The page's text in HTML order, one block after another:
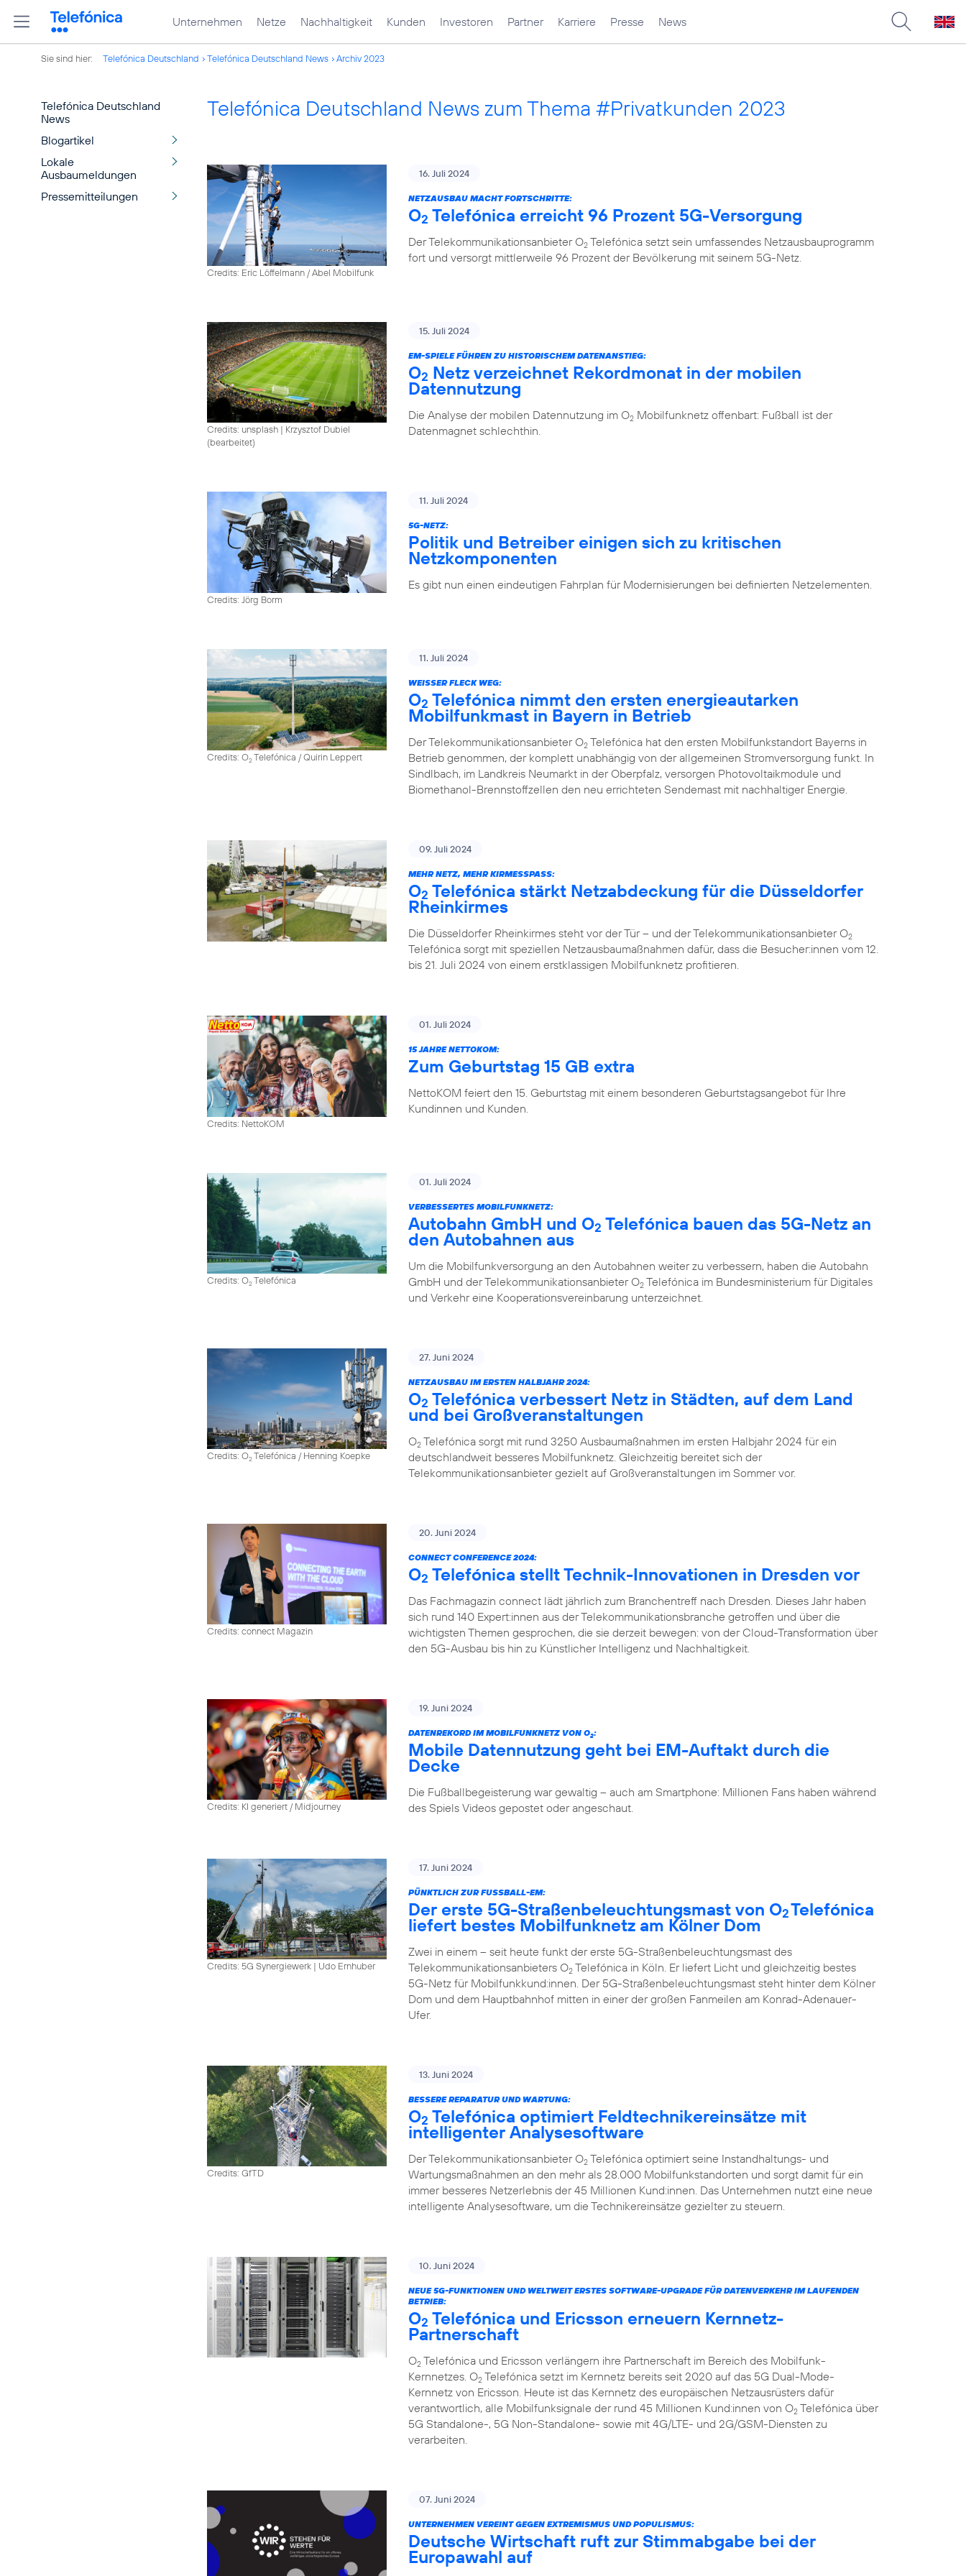
Unternehmen Netze Nachhaltigkeit Kunden Investoren Partner Karriere Presse News
Sie sind hier: Telefónica Deutschland Telefónica Deutschland News Archiv 2023
Telefónica Deutschland
News
Blogartikel
Lokale
Ausbaumeldungen
Pressemitteilungen
Telefónica Deutschland News zum Thema #Privatkunden 2023
Credits: Eric Löffelmann / Abel Mobilfunk
16. Juli 2024
NETZAUSBAU MACHT FORTSCHRITTE:
O2 Telefónica erreicht 96 Prozent 5G-Versorgung
Der Telekommunikationsanbieter O2 Telefónica setzt sein umfassendes Netzausbauprogramm
fort und versorgt mittlerweile 96 Prozent der Bevölkerung mit seinem 5G-Netz.
Credits: unsplash | Krzysztof Dubiel
(bearbeitet)
15. Juli 2024
EM-SPIELE FÜHREN ZU HISTORISCHEM DATENANSTIEG:
O2 Netz verzeichnet Rekordmonat in der mobilen
Datennutzung
Die Analyse der mobilen Datennutzung im O2 Mobilfunknetz offenbart: Fußball ist der
Datenmagnet schlechthin.
Credits: Jörg Borm
11. Juli 2024
5G-NETZ:
Politik und Betreiber einigen sich zu kritischen
Netzkomponenten
Es gibt nun einen eindeutigen Fahrplan für Modernisierungen bei definierten Netzelementen.
Credits: O2Telefónica / Quirin Leppert
11. Juli 2024
WEISSER FLECK WEG:
O2 Telefónica nimmt den ersten energieautarken
Mobilfunkmast in Bayern in Betrieb
Der Telekommunikationsanbieter O2 Telefónica hat den ersten Mobilfunkstandort Bayerns in
Betrieb genommen, der komplett unabhängig von der allgemeinen Stromversorgung funkt. In
Sindlbach, im Landkreis Neumarkt in der Oberpfalz, versorgen Photovoltaikmodule und
Biomethanol-Brennstoffzellen den neu errichteten Sendemast mit nachhaltiger Energie.
09. Juli 2024
MEHR NETZ, MEHR KIRMESSPASS:
O2 Telefónica stärkt Netzabdeckung für die Düsseldorfer
Rheinkirmes
Die Düsseldorfer Rheinkirmes steht vor der Tür – und der Telekommunikationsanbieter O2
Telefónica sorgt mit speziellen Netzausbaumaßnahmen dafür, dass die Besucher:innen vom 12.
bis 21. Juli 2024 von einem erstklassigen Mobilfunknetz profitieren.
Credits: NettoKOM
01. Juli 2024
15 JAHRE NETTOKOM:
Zum Geburtstag 15 GB extra
NettoKOM feiert den 15. Geburtstag mit einem besonderen Geburtstagsangebot für Ihre
Kundinnen und Kunden.
Credits: O2Telefónica
01. Juli 2024
VERBESSERTES MOBILFUNKNETZ:
Autobahn GmbH und O2 Telefónica bauen das 5G-Netz an
den Autobahnen aus
Um die Mobilfunkversorgung an den Autobahnen weiter zu verbessern, haben die Autobahn
GmbH und der Telekommunikationsanbieter O2 Telefónica im Bundesministerium für Digitales
und Verkehr eine Kooperationsvereinbarung unterzeichnet.
Credits: O2Telefónica / Henning Koepke
27. Juni 2024
NETZAUSBAU IM ERSTEN HALBJAHR 2024:
O2 Telefónica verbessert Netz in Städten, auf dem Land
und bei Großveranstaltungen
O2 Telefónica sorgt mit rund 3250 Ausbaumaßnahmen im ersten Halbjahr 2024 für ein
deutschlandweit besseres Mobilfunknetz. Gleichzeitig bereitet sich der
Telekommunikationsanbieter gezielt auf Großveranstaltungen im Sommer vor.
Credits: connect Magazin
20. Juni 2024
CONNECT CONFERENCE 2024:
O2 Telefónica stellt Technik-Innovationen in Dresden vor
Das Fachmagazin connect lädt jährlich zum Branchentreff nach Dresden. Dieses Jahr haben
sich rund 140 Expert:innen aus der Telekommunikationsbranche getroffen und über die
wichtigsten Themen gesprochen, die sie derzeit bewegen: von der Cloud-Transformation über
den 5G-Ausbau bis hin zu Künstlicher Intelligenz und Nachhaltigkeit.
Credits: KI generiert / Midjourney
19. Juni 2024
DATENREKORD IM MOBILFUNKNETZ VON O2:
Mobile Datennutzung geht bei EM-Auftakt durch die
Decke
Die Fußballbegeisterung war gewaltig – auch am Smartphone: Millionen Fans haben während
des Spiels Videos gepostet oder angeschaut.
Credits: 5G Synergiewerk | Udo Ernhuber
17. Juni 2024
PÜNKTLICH ZUR FUSSBALL-EM:
Der erste 5G-Straßenbeleuchtungsmast von O2Telefónica
liefert bestes Mobilfunknetz am Kölner Dom
Zwei in einem – seit heute funkt der erste 5G-Straßenbeleuchtungsmast des
Telekommunikationsanbieters O2 Telefónica in Köln. Er liefert Licht und gleichzeitig bestes
5G-Netz für Mobilfunkkund:innen. Der 5G-Straßenbeleuchtungsmast steht hinter dem Kölner
Dom und dem Hauptbahnhof mitten in einer der großen Fanmeilen am Konrad-Adenauer-
Ufer.
Credits: GfTD
13. Juni 2024
BESSERE REPARATUR UND WARTUNG:
O2 Telefónica optimiert Feldtechnikereinsätze mit
intelligenter Analysesoftware
Der Telekommunikationsanbieter O2 Telefónica optimiert seine Instandhaltungs- und
Wartungsmaßnahmen an den mehr als 28.000 Mobilfunkstandorten und sorgt damit für ein
immer besseres Netzerlebnis der 45 Millionen Kund:innen. Das Unternehmen nutzt eine neue
intelligente Analysesoftware, um die Technikereinsätze gezielter zu steuern.
10. Juni 2024
NEUE 5G-FUNKTIONEN UND WELTWEIT ERSTES SOFTWARE-UPGRADE FÜR DATENVERKEHR IM LAUFENDEN
BETRIEB:
O2 Telefónica und Ericsson erneuern Kernnetz-
Partnerschaft
O2 Telefónica und Ericsson verlängern ihre Partnerschaft im Bereich des Mobilfunk-
Kernnetzes. O2 Telefónica setzt im Kernnetz bereits seit 2020 auf das 5G Dual-Mode-
Kernnetz von Ericsson. Heute ist das Kernnetz des europäischen Netzausrüsters dafür
verantwortlich, alle Mobilfunksignale der rund 45 Millionen Kund:innen von O2 Telefónica über
5G Standalone-, 5G Non-Standalone- sowie mit 4G/LTE- und 2G/GSM-Diensten zu
verarbeiten.
07. Juni 2024
UNTERNEHMEN VEREINT GEGEN EXTREMISMUS UND POPULISMUS:
Deutsche Wirtschaft ruft zur Stimmabgabe bei der
Europawahl auf